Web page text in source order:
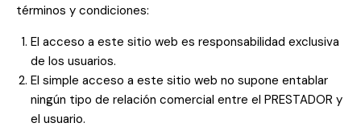
términos y condiciones:
El acceso a este sitio web es responsabilidad exclusiva
de los usuarios.
El simple acceso a este sitio web no supone entablar
ningún tipo de relación comercial entre el PRESTADOR y
el usuario.